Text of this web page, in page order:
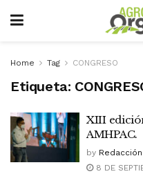
Home Tag CONGRESO
Etiqueta:
XIII
AMHPAC.
by
8 DE